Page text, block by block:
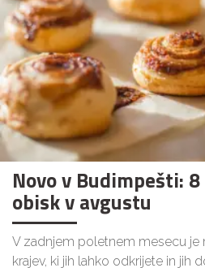
Novo v Budimpešti:
obisk v avgustu
V zadnjem poletnem mesecu je
krajev, ki jih lahko odkrijete in jih